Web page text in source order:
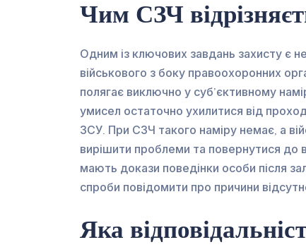
Чим СЗЧ
Одним із ключових завдань захисту є
військового з боку правоохоронних
полягає виключно у суб’єктивному
умисел остаточно ухилитися від
ЗСУ. При СЗЧ такого наміру немає, а
вирішити проблеми та повернутися до
мають докази поведінки особи після
спроби повідомити про причини
Яка